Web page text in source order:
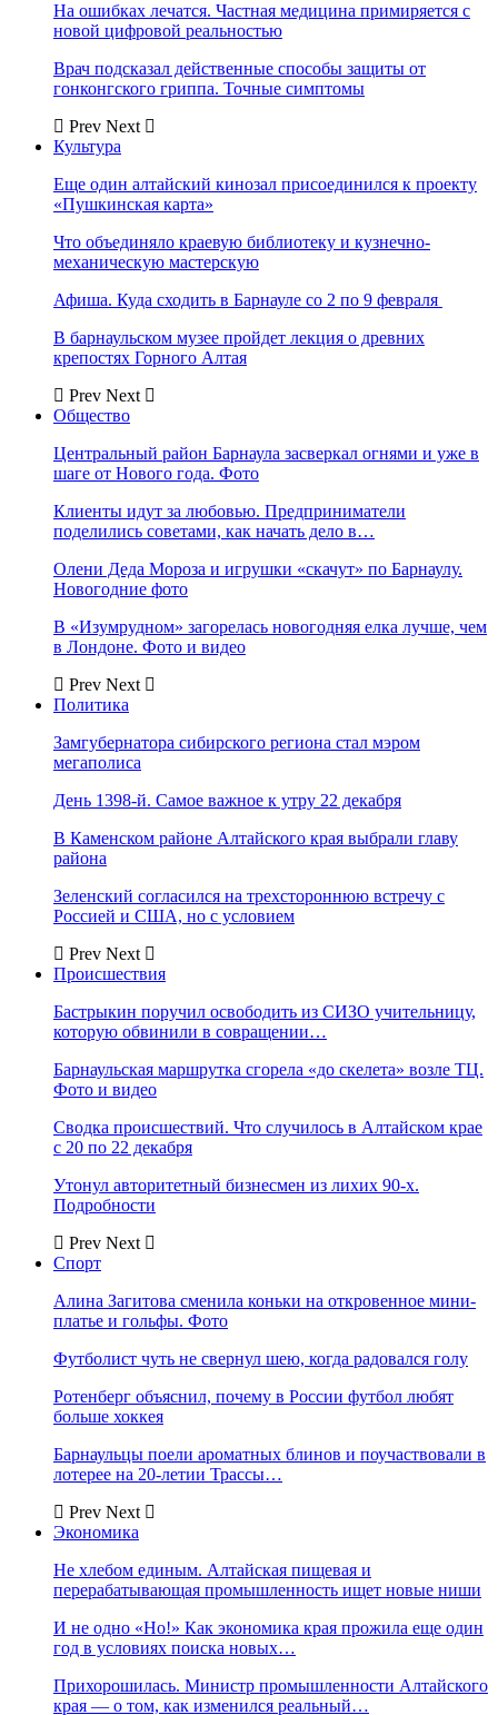
На ошибках лечатся. Частная медицина примиряется с
новой цифровой реальностью
Врач подсказал действенные способы защиты от
гонконгского гриппа. Точные симптомы
Prev Next
Культура
Еще один алтайский кинозал присоединился к проекту
«Пушкинская карта»
Что объединяло краевую библиотеку и кузнечно-
механическую мастерскую
Афиша. Куда сходить в Барнауле со 2 по 9 февраля
В барнаульском музее пройдет лекция о древних
крепостях Горного Алтая
Prev Next
Общество
Центральный район Барнаула засверкал огнями и уже в
шаге от Нового года. Фото
Клиенты идут за любовью. Предприниматели
поделились советами, как начать дело в…
Олени Деда Мороза и игрушки «скачут» по Барнаулу.
Новогодние фото
В «Изумрудном» загорелась новогодняя елка лучше, чем
в Лондоне. Фото и видео
Prev Next
Политика
Замгубернатора сибирского региона стал мэром
мегаполиса
День 1398-й. Самое важное к утру 22 декабря
В Каменском районе Алтайского края выбрали главу
района
Зеленский согласился на трехстороннюю встречу с
Россией и США, но с условием
Prev Next
Происшествия
Бастрыкин поручил освободить из СИЗО учительницу,
которую обвинили в совращении…
Барнаульская маршрутка сгорела «до скелета» возле ТЦ.
Фото и видео
Сводка происшествий. Что случилось в Алтайском крае
с 20 по 22 декабря
Утонул авторитетный бизнесмен из лихих 90-х.
Подробности
Prev Next
Спорт
Алина Загитова сменила коньки на откровенное мини-
платье и гольфы. Фото
Футболист чуть не свернул шею, когда радовался голу
Ротенберг объяснил, почему в России футбол любят
больше хоккея
Барнаульцы поели ароматных блинов и поучаствовали в
лотерее на 20-летии Трассы…
Prev Next
Экономика
Не хлебом единым. Алтайская пищевая и
перерабатывающая промышленность ищет новые ниши
И не одно «Но!» Как экономика края прожила еще один
год в условиях поиска новых…
Прихорошилась. Министр промышленности Алтайского
края — о том, как изменился реальный…